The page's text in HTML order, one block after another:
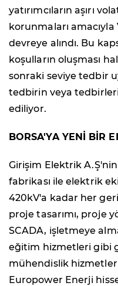
yatırımcıların aşırı
korunmaları amacıyla
devreye alındı. Bu
koşulların oluşması
sonraki seviye tedbir
tedbirin veya
ediliyor.
BORSA'YA YENİ BİR
Girişim Elektrik A.Ş'nin
fabrikası ile elektrik
420kV'a kadar her
proje tasarımı, proje
SCADA, işletmeye
eğitim hizmetleri gibi
mühendislik
Europower Enerji